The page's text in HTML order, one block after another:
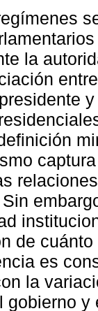
la
de
es
la
gobierno